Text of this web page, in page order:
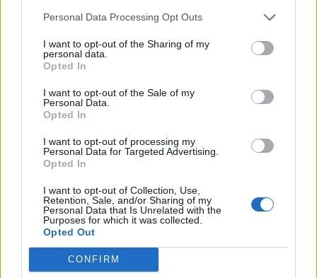
Personal Data Processing Opt Outs
I want to opt-out of the Sharing of my
personal data.
Opted In
I want to opt-out of the Sale of my
Personal Data.
Opted In
I want to opt-out of processing my
Personal Data for Targeted Advertising.
Opted In
I want to opt-out of Collection, Use,
Retention, Sale, and/or Sharing of my
Personal Data that Is Unrelated with the
Purposes for which it was collected.
Opted Out
CONFIRM
corretta. L’esposizione ripetuta a esempi
Promemoria semplice
frase: “Qual è troncato, non eliso: niente
apostrofo!” come regola mnemonica per
Come si scrive “qual è”:
utilizzo corretto nei contesti
comuni
La corretta scrittura di “qual è” trova
applicazione in numerose situazioni